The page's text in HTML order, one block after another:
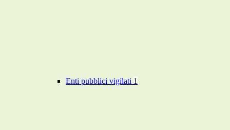
Enti pubblici vigilati 1